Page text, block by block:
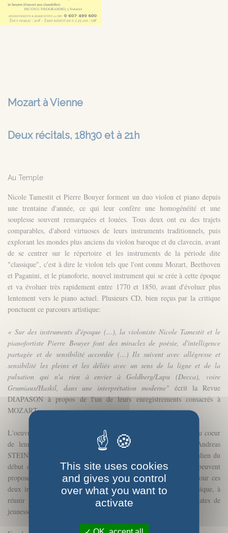
Mozart à Vienne
Deux récitals, 18h30 et à 21h
Au Temple
Nicole Tamestit et Pierre Bouyer forment un duo violon et piano depuis
une trentaine d'année, ce qui leur confère une homogénéité et une
souplesse souvent remarquées et louées. Tous deux ont eu des trajets
comparables, d'abord virtuoses de leurs instruments traditionnels, puis
explorant les mondes plus anciens du violon baroque et du clavecin, avant
de se centrer sur le répertoire et les instruments de la période dite
"classique", c'est à dire le violon tels que l'ont connu Mozart, Beethoven
et Paganini, et le pianoforte, nouvel instrument qui se crée à cette époque
et va évoluer très rapidement entre 1770 et 1850, avant d'évoluer plus
lentement vers le piano actuel. Plusieurs CD, bien reçus par la critique
ponctuent ce parcours artistique:
« Sur des instruments d'époque (...), la violoniste Nicole Tamestit et le
pianofortiste Pierre Bouyer font des miracles de poésie, d'intelligence
partagée et de sensibilité accordée (...) Ils suivent avec allégresse et
sensibilité les pleins et les déliés avec un sens de la ligne et de la
pulsation qui n'a rien à envier à Goldberg/Lupu (Decca), voire
Grumiaux/Haskil, dans une interprétation moderne" écrit la Revue
DIAPASON à propos de l'un de leurs enregistrements consacrés à
MOZART.
L'oeuvre de Mozart, tout comme celle de Beethoven, est donc au coeur
de leurs programmes. Sur le pianoforte du facteur Johann Andreas
STEIN, le facteur préféré de Mozart, et un magnifique violon italien du
début du XVIIIème siècle, Nicole Tamestit et Pierre Bouyer peuvent
proposer l'ensemble des 19 Sonates écrites par le compositeur pour ces
deux instruments, qu'il est le premier, dans l'histoire de la musique, à
réunir - ainsi que d'autres pièces, séries de variations, ou sonates de
jeunesse pensées plutôt pour le violon et le clavecin.
This site uses cookies
and gives you control
over what you want to
activate